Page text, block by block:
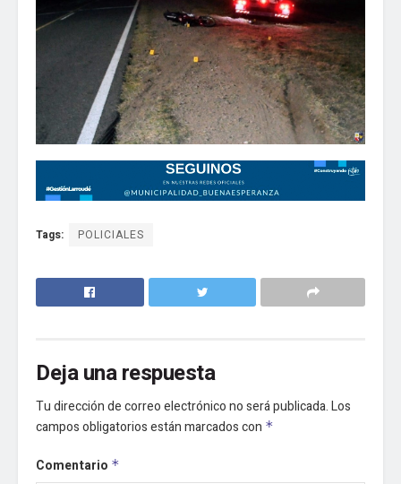
Tags: POLICIALES
Deja una respuesta
Tu dirección de correo electrónico no será publicada.Los
campos obligatorios están marcados con *
Comentario *